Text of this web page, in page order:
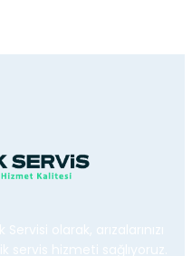
olarak, arızalarınızı
hizmeti sağlıyoruz.